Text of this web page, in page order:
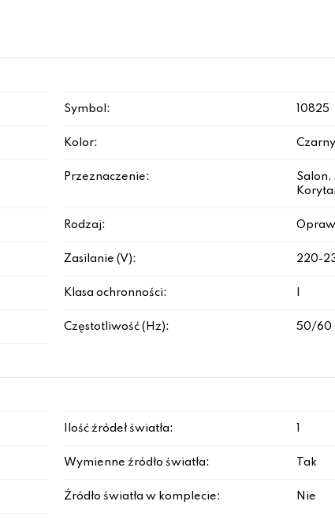
Symbol: 10825
Kolor: Czarny
Przeznaczenie:
Salon,
Rodzaj:
Zasilanie (V): 220-
Klasa ochronności:
Częstotliwość (Hz): 50/60
Ilość źródeł światła:
Wymienne źródło światła: Tak
Źródło światła w komplecie: Nie